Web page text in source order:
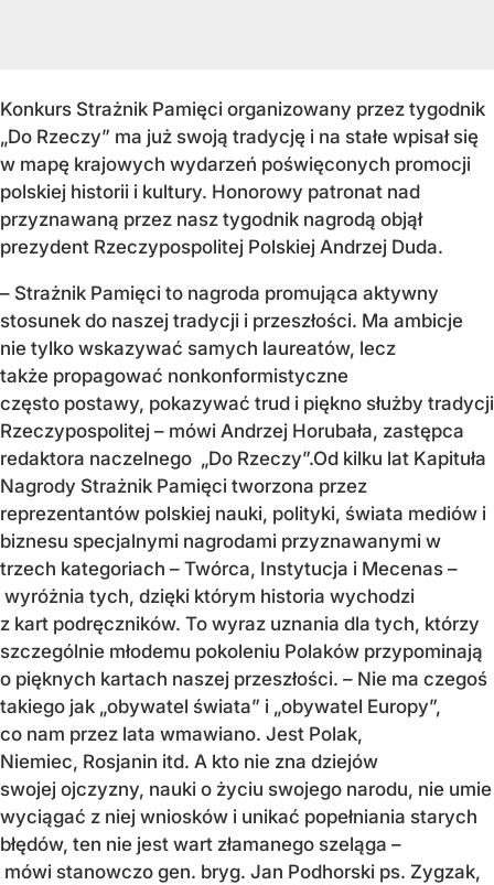
Konkurs Strażnik Pamięci organizowany przez tygodnik
„Do Rzeczy” ma już swoją tradycję i na stałe wpisał się
w mapę krajowych wydarzeń poświęconych promocji
polskiej historii i kultury. Honorowy patronat nad
przyznawaną przez nasz tygodnik nagrodą objął
prezydent Rzeczypospolitej Polskiej Andrzej Duda.
– Strażnik Pamięci to nagroda promująca aktywny
stosunek do naszej tradycji i przeszłości. Ma ambicje
nie tylko wskazywać samych laureatów, lecz
także propagować nonkonformistyczne
często postawy, pokazywać trud i piękno służby tradycji
Rzeczypospolitej – mówi Andrzej Horubała, zastępca
redaktora naczelnego „Do Rzeczy”.Od kilku lat Kapituła
Nagrody Strażnik Pamięci tworzona przez
reprezentantów polskiej nauki, polityki, świata mediów i
biznesu specjalnymi nagrodami przyznawanymi w
trzech kategoriach – Twórca, Instytucja i Mecenas –
wyróżnia tych, dzięki którym historia wychodzi
z kart podręczników. To wyraz uznania dla tych, którzy
szczególnie młodemu pokoleniu Polaków przypominają
o pięknych kartach naszej przeszłości. – Nie ma czegoś
takiego jak „obywatel świata” i „obywatel Europy”,
co nam przez lata wmawiano. Jest Polak,
Niemiec, Rosjanin itd. A kto nie zna dziejów
swojej ojczyzny, nauki o życiu swojego narodu, nie umie
wyciągać z niej wniosków i unikać popełniania starych
błędów, ten nie jest wart złamanego szeląga –
mówi stanowczo gen. bryg. Jan Podhorski ps. Zygzak,